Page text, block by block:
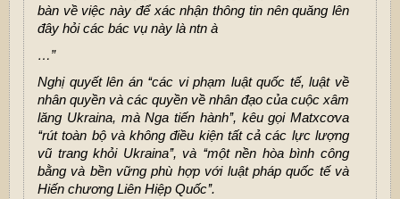
bàn về việc này để xác nhận thông tin nên quăng lên
đây hỏi các bác vụ này là ntn à
…”
Nghị quyết lên án ‘‘các vi phạm luật quốc tế, luật về
nhân quyền và các quyền về nhân đạo của cuộc xâm
lăng Ukraina, mà Nga tiến hành’’, kêu gọi Matxcơva
‘‘rút toàn bộ và không điều kiện tất cả các lực lượng
vũ trang khỏi Ukraina’’, và ‘‘một nền hòa bình công
bằng và bền vững phù hợp với luật pháp quốc tế và
Hiến chương Liên Hiệp Quốc’’.